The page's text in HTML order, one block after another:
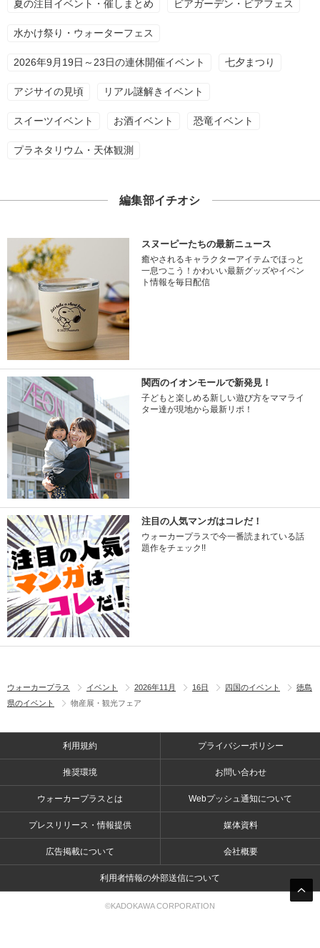
夏の注目イベント・催しまとめ ビアガーデン・ビアフェス
水かけ祭り・ウォーターフェス
2026年9月19日～23日の連休開催イベント 七夕まつり
アジサイの見頃 リアル謎解きイベント
スイーツイベント お酒イベント 恐竜イベント
プラネタリウム・天体観測
編集部イチオシ
スヌーピーたちの最新ニュース
癒やされるキャラクターアイテムでほっと
一息つこう！かわいい最新グッズやイベン
ト情報を毎日配信
関西のイオンモールで新発見！
子どもと楽しめる新しい遊び方をママライ
ター達が現地から最新リポ！
注目の人気マンガはコレだ！
ウォーカープラスで今一番読まれている話
題作をチェック!!
ウォーカープラス イベント 2026年11月 16日 四国のイベント
徳島
県のイベント
物産展・観光フェア
利用規約 プライバシーポリシー
推奨環境 お問い合わせ
ウォーカープラスとは Webプッシュ通知について
プレスリリース・情報提供 媒体資料
広告掲載について 会社概要
利用者情報の外部送信について
©KADOKAWA CORPORATION